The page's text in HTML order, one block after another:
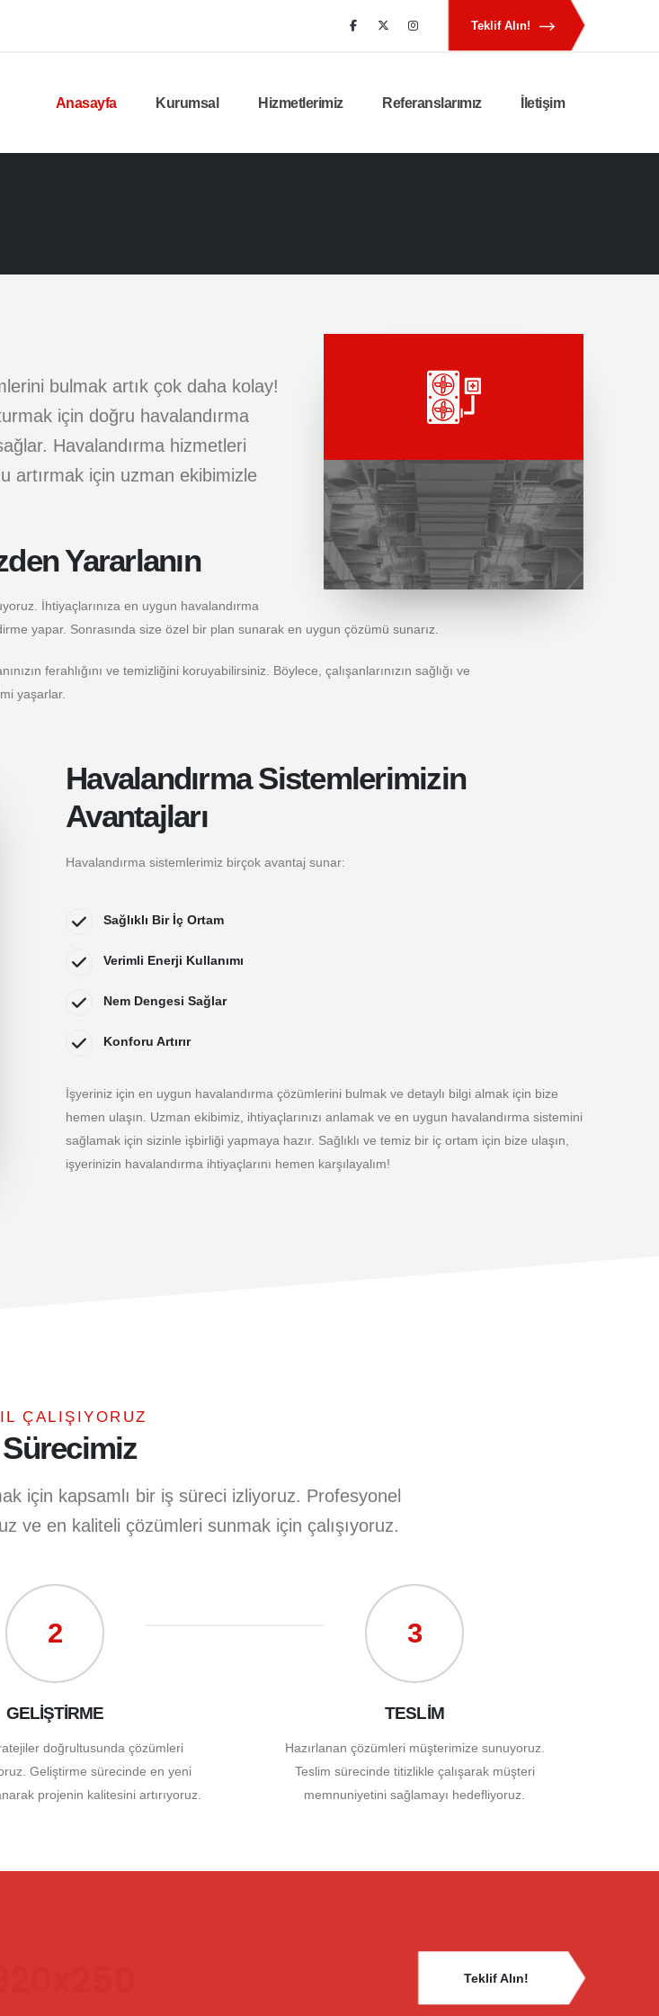
Teklif Alın!
Anasayfa Kurumsal Hizmetlerimiz Referanslarımız İletişim
bulmak artık çok daha kolay!
için doğru havalandırma
Havalandırma hizmetleri
artırmak için uzman ekibimizle
Yararlanın
İhtiyaçlarınıza en uygun havalandırma
yapar. Sonrasında size özel bir plan sunarak en uygun çözümü sunarız.
ferahlığını ve temizliğini koruyabilirsiniz. Böylece, çalışanlarınızın sağlığı ve
yaşarlar.
Havalandırma Sistemlerimizin
Avantajları
Havalandırma sistemlerimiz birçok avantaj sunar:
Sağlıklı Bir İç Ortam
Verimli Enerji Kullanımı
Nem Dengesi Sağlar
Konforu Artırır
İşyeriniz için en uygun havalandırma çözümlerini bulmak ve detaylı bilgi almak için bize
hemen ulaşın. Uzman ekibimiz, ihtiyaçlarınızı anlamak ve en uygun havalandırma sistemini
sağlamak için sizinle işbirliği yapmaya hazır. Sağlıklı ve temiz bir iç ortam için bize ulaşın,
işyerinizin havalandırma ihtiyaçlarını hemen karşılayalım!
ÇALIŞIYORUZ
için kapsamlı bir iş süreci izliyoruz. Profesyonel
ve en kaliteli çözümleri sunmak için çalışıyoruz.
2
GELİŞTİRME
doğrultusunda çözümleri
Geliştirme sürecinde en yeni
projenin kalitesini artırıyoruz.
3
TESLİM
Hazırlanan çözümleri müşterimize sunuyoruz.
Teslim sürecinde titizlikle çalışarak müşteri
memnuniyetini sağlamayı hedefliyoruz.
Teklif Alın!